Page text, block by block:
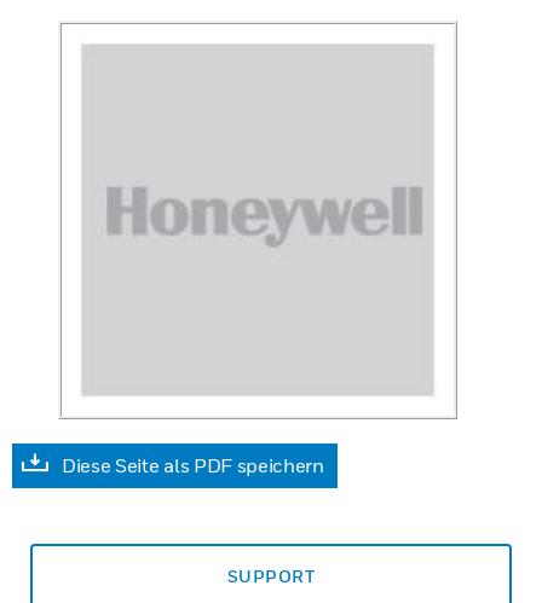
Diese Seite als PDF speichern
SUPPORT